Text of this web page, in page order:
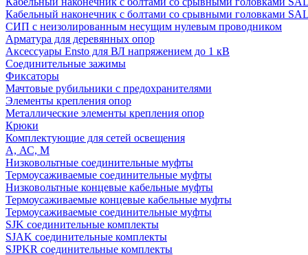
Кабельный наконечник с болтами со срывными головками
СИП с неизолированным несущим нулевым проводником
Арматура для деревянных опор
Аксессуары Ensto для ВЛ напряжением до 1 кВ
Соединительные зажимы
Фиксаторы
Мачтовые рубильники с предохранителями
Элементы крепления опор
Металлические элементы крепления опор
Крюки
Комплектующие для сетей освещения
А, АС, М
Низковольтные соединительные муфты
Термоусаживаемые соединительные муфты
Низковольтные концевые кабельные муфты
Термоусаживаемые концевые кабельные муфты
Термоусаживаемые соединительные муфты
SJK соединительные комплекты
SJAK соединительные комплекты
SJPKR соединительные комплекты